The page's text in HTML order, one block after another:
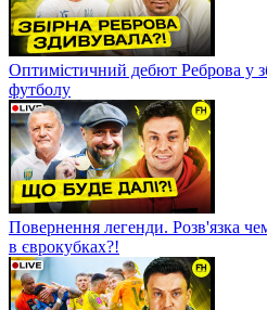
Оптимістичний дебют Реброва у
футболу
Повернення легенди. Розв'язка
в єврокубках?!